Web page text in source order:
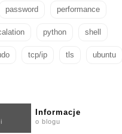
password performance
python shell
tcp/ip tls ubuntu
Informacje
o blogu